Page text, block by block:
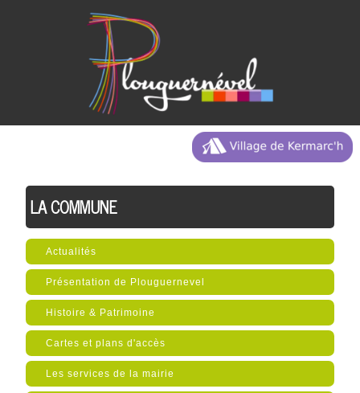
LA COMMUNE
Actualités
Présentation de Plouguernevel
Histoire & Patrimoine
Cartes et plans d'accès
Les services de la mairie